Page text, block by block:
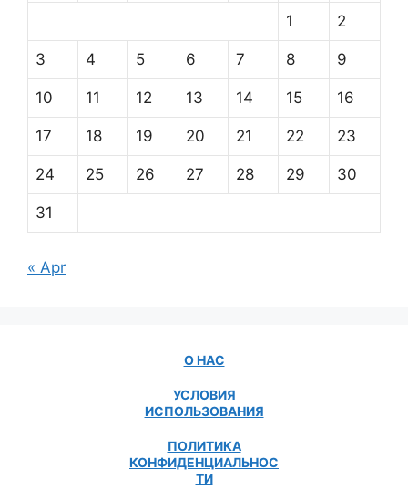
1 2
3 4 5 6 7 8 9
10 11 12 13 14 15 16
17 18 19 20 21 22 23
24 25 26 27 28 29 30
31
« Apr
О НАС
УСЛОВИЯ
ИСПОЛЬЗОВАНИЯ
ПОЛИТИКА
КОНФИДЕНЦИАЛЬНОС
ТИ